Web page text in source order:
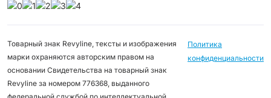
Товарный знак Revyline, тексты и изображения
марки охраняются авторским правом на
основании Свидетельства на товарный знак
Revyline за номером 776368, выданного
Политика
конфиденциальности